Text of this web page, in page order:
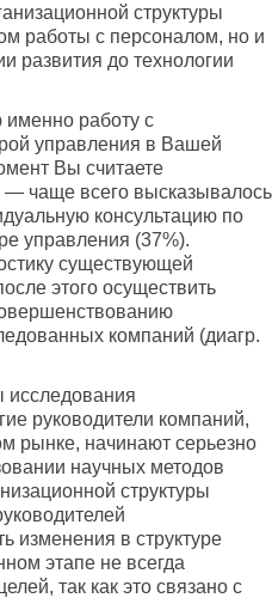
структуры
работы с персоналом, но и
развития до технологии
именно работу с
управления в Вашей
Вы считаете
— чаще всего высказывалось
консультацию по
управления (37%).
существующей
этого осуществить
компаний (диагр.
исследования
руководители компаний,
рынке, начинают серьезно
научных методов
структуры
изменения в структуре
этапе не всегда
так как это связано с